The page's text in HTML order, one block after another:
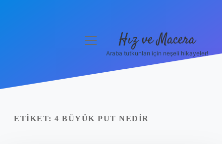
Yasal Uyarı
menüyü
Hız ve Macera
Araba tutkunları için neşeli hikayeler!
ETIKET: 4 BÜYÜK PUT NEDIR